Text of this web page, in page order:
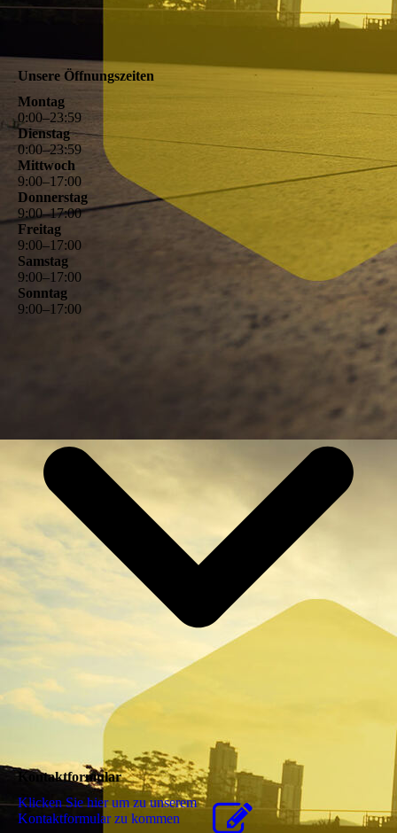
Unsere Öffnungszeiten
Montag
0:00–23:59
Dienstag
0:00–23:59
Mittwoch
9:00–17:00
Donnerstag
9:00–17:00
Freitag
9:00–17:00
Samstag
9:00–17:00
Sonntag
9:00–17:00
Kontaktformular
Klicken Sie hier um zu unserem
Kon­takt­for­mu­lar zu kommen